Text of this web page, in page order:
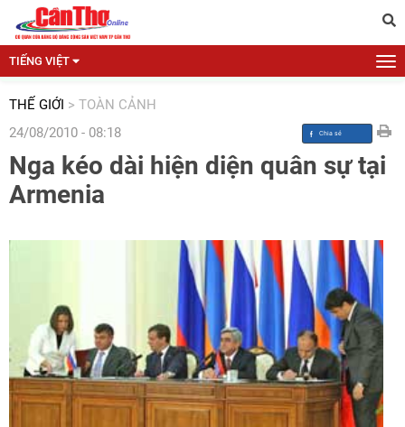
TIẾNG VIỆT
THẾ GIỚI > TOÀN CẢNH
24/08/2010 - 08:18
Nga kéo dài hiện diện quân sự tại
Armenia